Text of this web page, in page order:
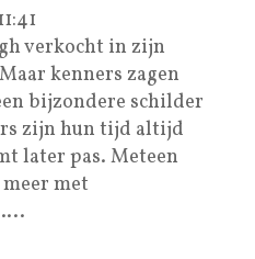
verkocht in zijn
kenners zagen
bijzondere schilder
zijn hun tijd altijd
later pas. Meteen
meer met